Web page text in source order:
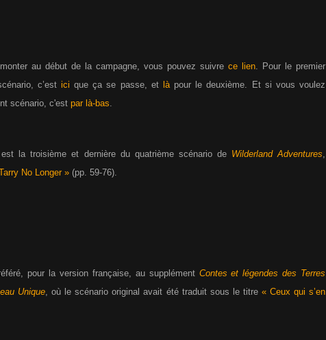
au début de la campagne, vous pouvez suivre ce lien . Pour le premier
c’est ici que ça se passe, et làpour le deuxième. Et si vous voulez
scénario, c'est par là-bas
la troisième et dernière du quatrième scénario de Wilderland Adventures,
No Longer » (pp. 59-76).
pour la version française, au supplément Contes et légendes des Terres
Unique, où le scénario original avait été traduit sous le titre « Ceux qui s’en